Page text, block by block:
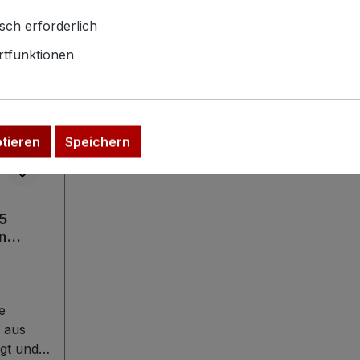
und
erforderlich
Speichern